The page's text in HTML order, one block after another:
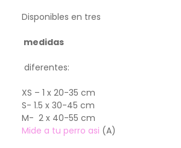
Disponibles en tres
medidas
diferentes:
XS – 1 x 20-35 cm
S- 1.5 x 30-45 cm
M- 2 x 40-55 cm
Mide a tu perro asi (A)